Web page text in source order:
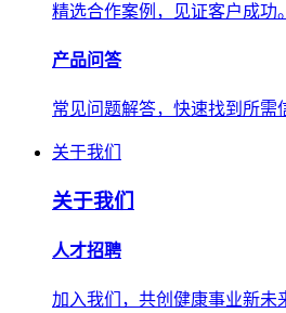
精选合作案例，见证客户成功。
产品问答
常见问题解答，快速找到所需
关于我们
关于我们
人才招聘
加入我们，共创健康事业新未